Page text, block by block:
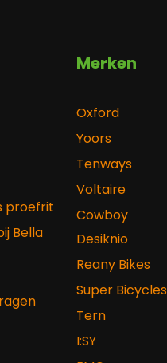
proefrit
Bella
Merken
Oxford
Yoors
Tenways
Voltaire
Cowboy
Desiknio
Reany Bikes
Super Bicycles
Tern
I:SY